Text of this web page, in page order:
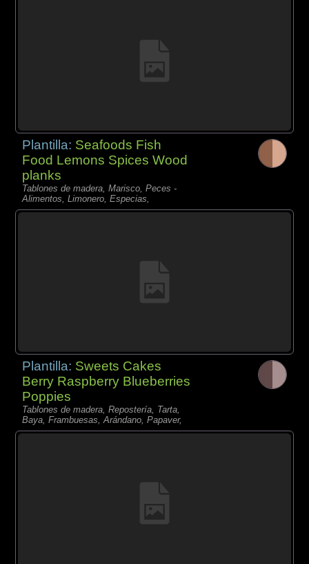
Plantilla: Seafoods Fish
Food Lemons Spices Wood
planks
Tablones de madera, Marisco, Peces -
Alimentos, Limonero, Especias,
Plantilla: Sweets Cakes
Berry Raspberry Blueberries
Poppies
Tablones de madera, Repostería, Tarta,
Baya, Frambuesas, Arándano, Papaver,